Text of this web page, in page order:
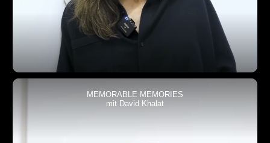
MEMORABLE MEMORIES
mit David Khalat